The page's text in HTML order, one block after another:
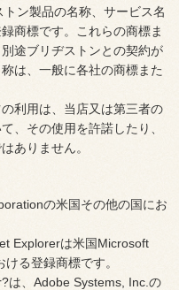
トン製品の名称、サービス名
商標です。これらの商標ま
途ブリヂストンとの契約が
は、一般に各社の商標また
利用は、当店又は第三者の
、その使用を許諾したり、
ありません。
の米国その他の国にお
Explorerは米国Microsoft
る登録商標です。
は、Adobe Systems, Inc.の